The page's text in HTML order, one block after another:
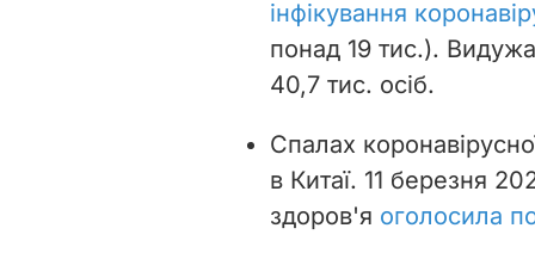
інфікування
понад 19 тис.).
40,7 тис. осіб.
Спалах
в Китаї. 11 березня
здоров'я оголосила